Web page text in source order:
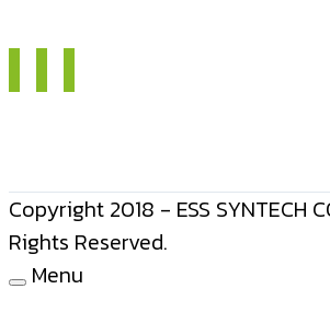
Copyright 2018 - ESS SYNTECH
Rights Reserved.
Menu